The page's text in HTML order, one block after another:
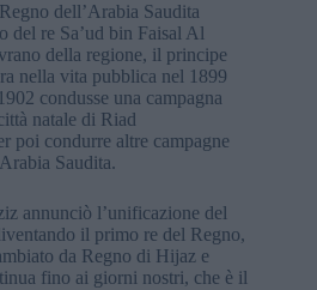
dell’Arabia Saudita
del re Sa’ud bin Faisal Al
della regione, il principe
nella vita pubblica nel 1899
condusse una campagna
natale di Riad
poi condurre altre campagne
Saudita.
annunciò l’unificazione del
il primo re del Regno,
da Regno di Hijaz e
fino ai giorni nostri, che è il